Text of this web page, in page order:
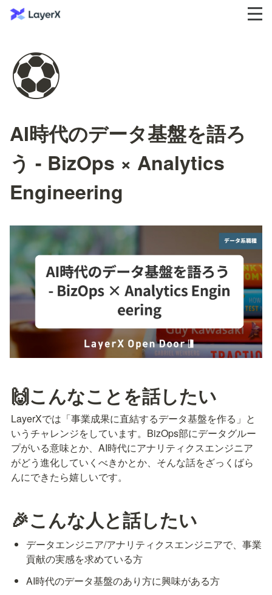
⚽
AI時代のデータ基盤を語ろ
う - BizOps × Analytics
Engineering
🙌こんなことを話したい
LayerXでは「事業成果に直結するデータ基盤を作る」と
いうチャレンジをしています。BizOps部にデータグルー
プがいる意味とか、AI時代にアナリティクスエンジニア
がどう進化していくべきかとか、そんな話をざっくばら
んにできたら嬉しいです。
🎉こんな人と話したい
データエンジニア/アナリティクスエンジニアで、事業
貢献の実感を求めている方
AI時代のデータ基盤のあり方に興味がある方